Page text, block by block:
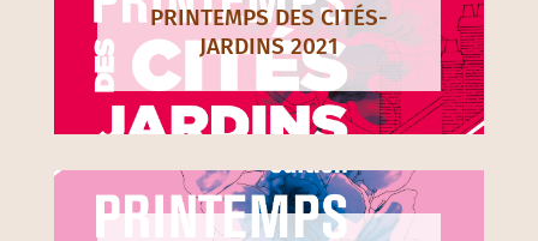
PRINTEMPS DES CITÉS-
JARDINS 2021